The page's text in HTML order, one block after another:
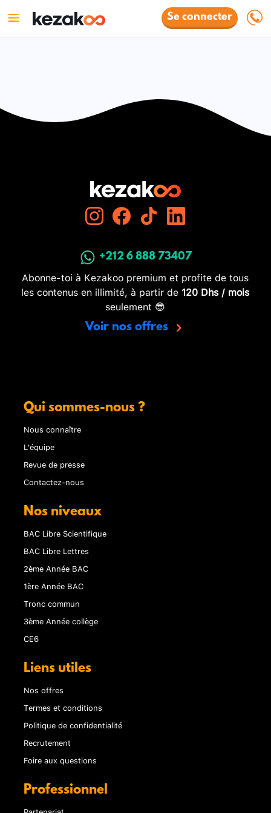
Se connecter
+212 6 888 73407
Abonne-toi à Kezakoo premium et profite de tous
les contenus en illimité, à partir de 120 Dhs / mois
seulement 😎
Voir nos offres
Qui sommes-nous ?
Nous connaître
L'équipe
Revue de presse
Contactez-nous
Nos niveaux
BAC Libre Scientifique
BAC Libre Lettres
2ème Année BAC
1ère Année BAC
Tronc commun
3ème Année collège
CE6
Liens utiles
Nos offres
Termes et conditions
Politique de confidentialité
Recrutement
Foire aux questions
Professionnel